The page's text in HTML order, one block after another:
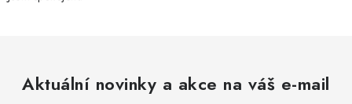
Aktuální novinky a akce na váš e-mail